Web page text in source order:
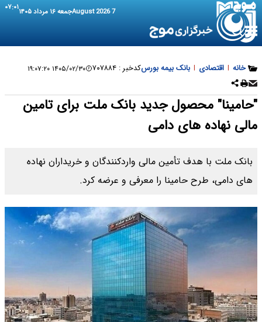
7 August 2026 جمعه ۱۶ مرداد ۱۴۰۵ ۰۷:۰۱
خانه | اقتصادی | بانک بیمه بورسکدخبر : ۷۰۷۸۸۴ ۱۴۰۵/۰۲/۳۰ ۱۹:۰۷:۲۰
"حامینا" محصول جدید بانک ملت برای تامین
مالی نهاده های دامی
بانک ملت با هدف تأمین مالی واردکنندگان و خریداران نهاده
های دامی، طرح حامینا را معرفی و عرضه کرد.